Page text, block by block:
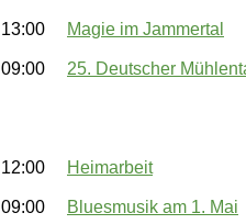
13:00 Magie im Jammertal
09:00 25. Deutscher
12:00 Heimarbeit
09:00 Bluesmusik am 1. Mai